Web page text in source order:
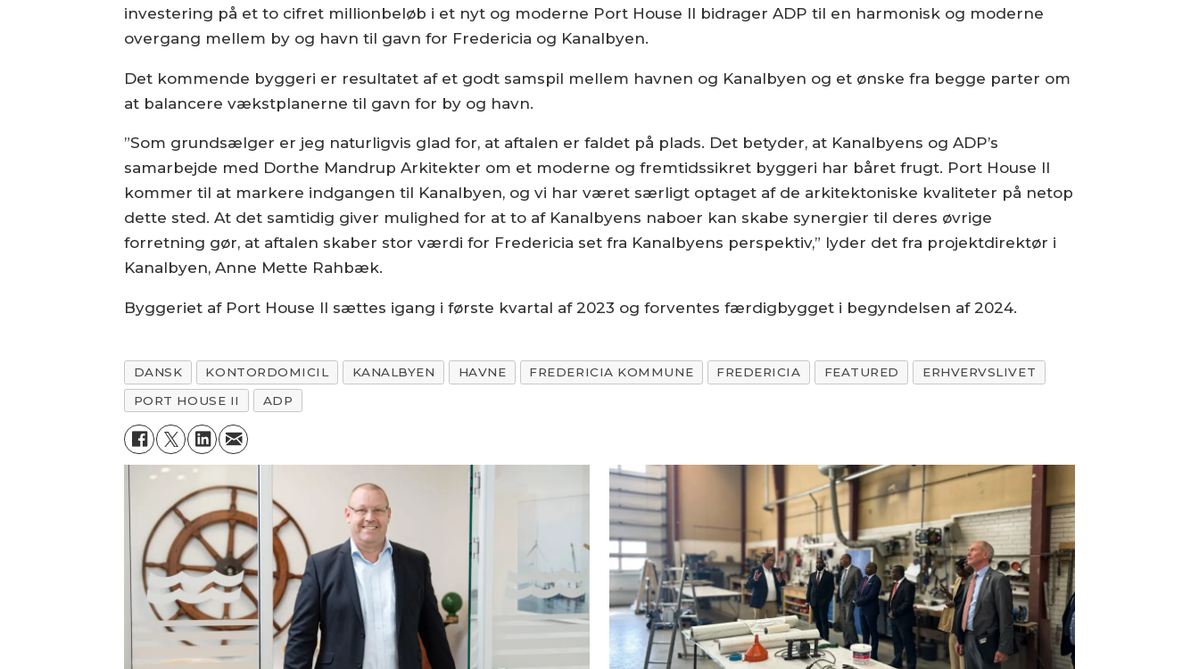
investering på et to cifret millionbeløb i et nyt og moderne Port House II bidrager ADP til en harmonisk og moderne
overgang mellem by og havn til gavn for Fredericia og Kanalbyen.
Det kommende byggeri er resultatet af et godt samspil mellem havnen og Kanalbyen og et ønske fra begge parter om
at balancere vækstplanerne til gavn for by og havn.
”Som grundsælger er jeg naturligvis glad for, at aftalen er faldet på plads. Det betyder, at Kanalbyens og ADP’s
samarbejde med Dorthe Mandrup Arkitekter om et moderne og fremtidssikret byggeri har båret frugt. Port House II
kommer til at markere indgangen til Kanalbyen, og vi har været særligt optaget af de arkitektoniske kvaliteter på netop
dette sted. At det samtidig giver mulighed for at to af Kanalbyens naboer kan skabe synergier til deres øvrige
forretning gør, at aftalen skaber stor værdi for Fredericia set fra Kanalbyens perspektiv,” lyder det fra projektdirektør i
Kanalbyen, Anne Mette Rahbæk.
Byggeriet af Port House II sættes igang i første kvartal af 2023 og forventes færdigbygget i begyndelsen af 2024.
DANSK KONTORDOMICIL KANALBYEN HAVNE FREDERICIA KOMMUNE FREDERICIA FEATURED
ERHVERVSLIVET
PORT HOUSE II
ADP